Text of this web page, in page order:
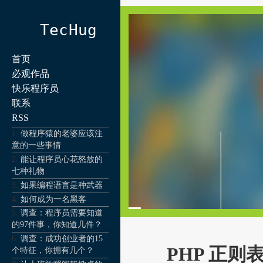
TecHug
首页
必观作品
快乐程序员
联系
RSS
做程序猿的老婆应该注
意的一些事情
能让程序员心花怒放的
七种礼物
如果编程语言是种武器
如何成为一名黑客
调查：程序员需要知道
的97件事，你知道几件？
调查：成功创业者的15
个特征，你拥有几个？
PHP 正则